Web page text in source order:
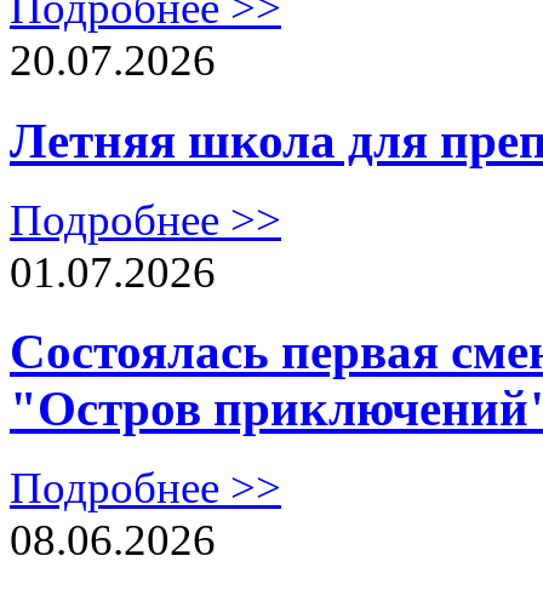
20.07.2026
Летняя школа для
Подробнее >>
01.07.2026
Состоялась первая
"Остров
Подробнее >>
08.06.2026